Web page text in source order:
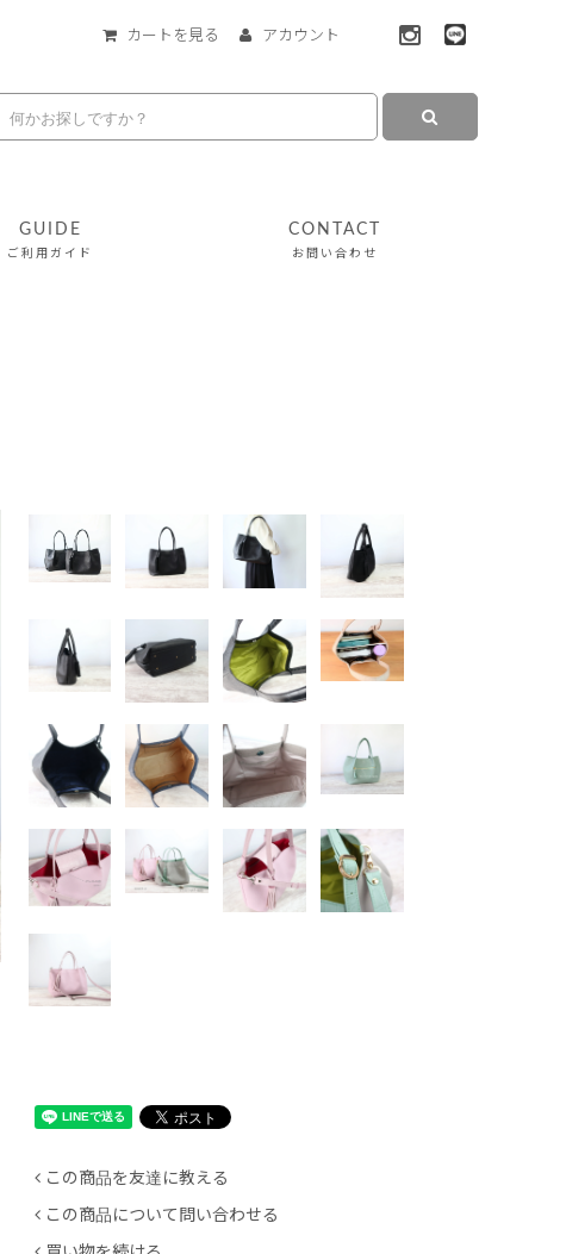
カートを見る アカウント
GUIDE
ご利用ガイド
CONTACT
お問い合わせ
この商品を友達に教える
この商品について問い合わせる